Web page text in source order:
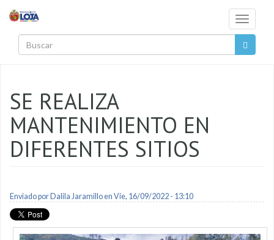
Toggle
SE REALIZA
MANTENIMIENTO EN
DIFERENTES SITIOS
Enviado por Dalila Jaramilloen Vie, 16/09/2022 - 13:10